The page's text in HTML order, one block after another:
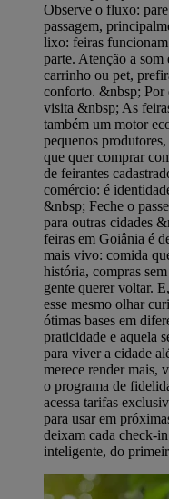
Observe o fluxo:
passagem,
lixo: feiras
parte. Atenção a som
carrinho ou pet,
conforto. &nbsp; Por
visita &nbsp; As
também um motor
pequenos
que quer comprar
de feirantes
comércio: é
&nbsp; Feche o
para outras cidades
feiras em Goiânia é
mais vivo: comida
história, compras
gente querer voltar.
esse mesmo olhar
ótimas bases em
praticidade e aquela
para viver a cidade
merece render mais,
o programa de
acessa tarifas
para usar em
deixam cada check-
inteligente, do